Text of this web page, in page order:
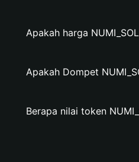
Apakah harga
Apakah Dompet
Berapa nilai token